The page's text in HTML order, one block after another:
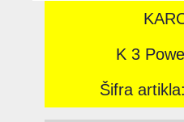
K 3
Šifra